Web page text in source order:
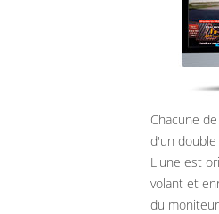
Chacune
d'un
L'une est
volant et
du